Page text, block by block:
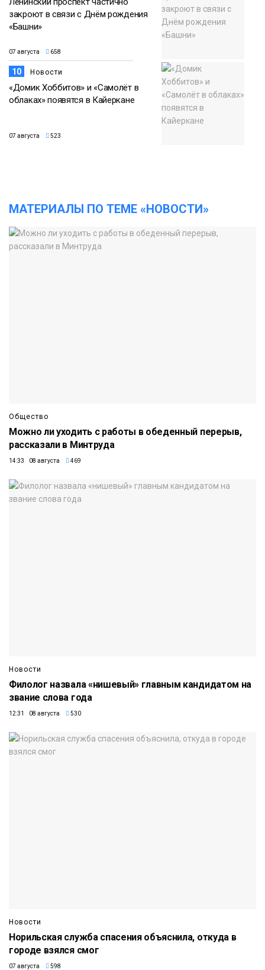
закроют в связи с Днём рождения
«Башни»
07 августа 658
10 Новости
«Домик Хоббитов» и «Самолёт в
облаках» появятся в Кайеркане
07 августа 523
МАТЕРИАЛЫ ПО ТЕМЕ «НОВОСТИ»
Общество
Можно ли уходить с работы в обеденный перерыв,
рассказали в Минтруда
14:33 08 августа 469
Новости
Филолог назвала «нишевый» главным кандидатом на
звание слова года
12:31 08 августа 530
Новости
Норильская служба спасения объяснила, откуда в
городе взялся смог
07 августа 598